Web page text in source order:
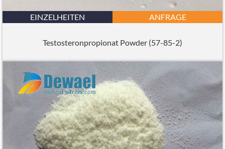
EINZELHEITEN ANFRAGE
Testosteronpropionat Powder (57-85-2)